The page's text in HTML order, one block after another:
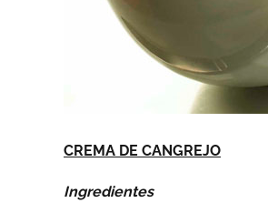
CREMA DE CANGREJO
Ingredientes